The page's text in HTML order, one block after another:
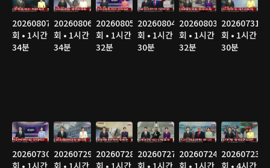
20260807
회 • 1시간
34분
20260806
회 • 1시간
34분
20260805
회 • 1시간
32분
20260804
회 • 1시간
30분
20260803
회 • 1시간
32분
20260731
회 • 1시간
30분
20260730
회 • 1시간
20260729
회 • 1시간
20260728
회 • 1시간
20260727
회 • 1시간
20260724
회 • 1시간
20260723
회 • 4시간